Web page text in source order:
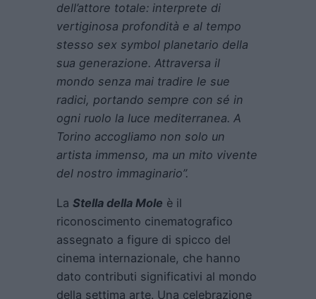
dell’attore totale: interprete di
vertiginosa profondità e al tempo
stesso sex symbol planetario della
sua generazione. Attraversa il
mondo senza mai tradire le sue
radici, portando sempre con sé in
ogni ruolo la luce mediterranea. A
Torino accogliamo non solo un
artista immenso, ma un mito vivente
del nostro immaginario”.
La Stella della Mole è il
riconoscimento cinematografico
assegnato a figure di spicco del
cinema internazionale, che hanno
dato contributi significativi al mondo
della settima arte. Una celebrazione